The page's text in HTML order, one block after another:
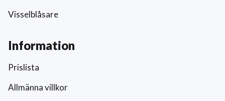
Visselblåsare
Information
Prislista
Allmänna villkor